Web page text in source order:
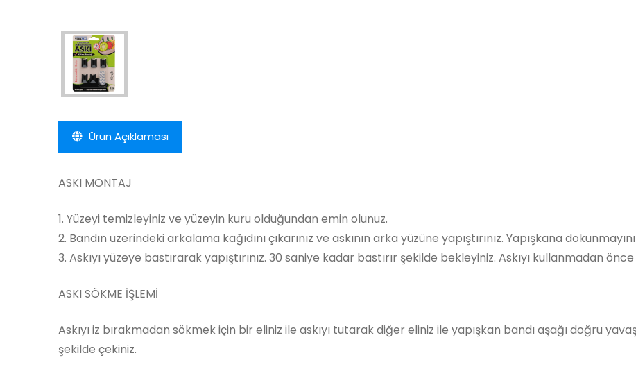
Ürün Açıklaması
ASKI MONTAJ
1. Yüzeyi temizleyiniz ve yüzeyin kuru olduğundan emin olunuz.
2. Bandın üzerindeki arkalama kağıdını çıkarınız ve askının arka yüzüne yapıştırınız. Yapışkana
3. Askıyı yüzeye bastırarak yapıştırınız. 30 saniye kadar bastırır şekilde bekleyiniz. Askıyı kullanmadan
ASKI SÖKME İŞLEMİ
Askıyı iz bırakmadan sökmek için bir eliniz ile askıyı tutarak diğer eliniz ile yapışkan bandı aşağı doğru
şekilde çekiniz.